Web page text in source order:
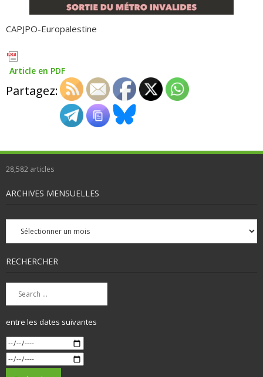
CAPJPO-Europalestine
Article en PDF
Partagez:
28,582 articles
ARCHIVES MENSUELLES
Archives
mensuelles
RECHERCHER
entre les dates suivantes